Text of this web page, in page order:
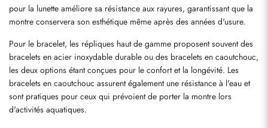
pour la lunette améliore sa résistance aux rayures, garantissant que la
montre conservera son esthétique même après des années d'usure.
Pour le bracelet, les répliques haut de gamme proposent souvent des
bracelets en acier inoxydable durable ou des bracelets en caoutchouc,
les deux options étant conçues pour le confort et la longévité. Les
bracelets en caoutchouc assurent également une résistance à l'eau et
sont pratiques pour ceux qui prévoient de porter la montre lors
d'activités aquatiques.